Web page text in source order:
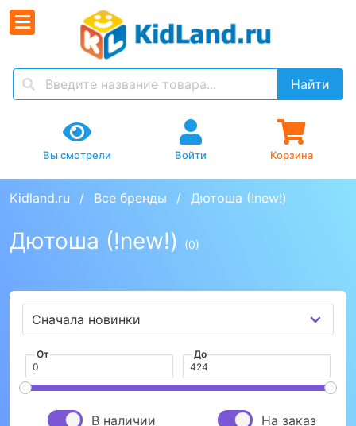
Найти
Вы смотрели Войти Корзина
Kidland.ru Все бренды Дютоша (!new!)
Дютоша (!new!) (0)
От До
В наличии На заказ